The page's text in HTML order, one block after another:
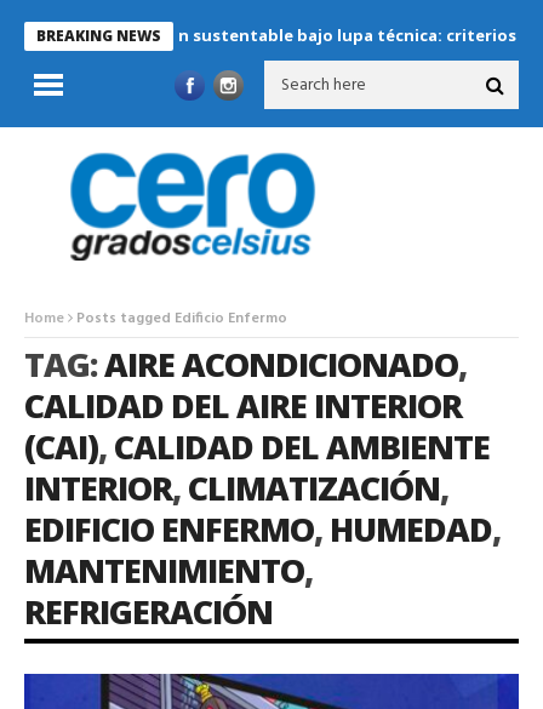
BREAKING NEWS
Refrigeración sustentable bajo lupa técnica: criterios
Home Posts tagged Edificio Enfermo
TAG:AIRE ACONDICIONADO,
CALIDAD DEL AIRE INTERIOR
(CAI),CALIDAD DEL AMBIENTE
INTERIOR,CLIMATIZACIÓN,
EDIFICIO ENFERMO, HUMEDAD,
MANTENIMIENTO,
REFRIGERACIÓN